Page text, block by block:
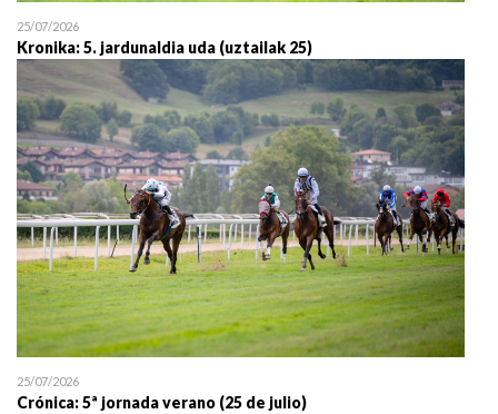
25/07/2026
Kronika: 5. jardunaldia uda (uztailak 25)
25/07/2026
Crónica: 5ª jornada verano (25 de julio)